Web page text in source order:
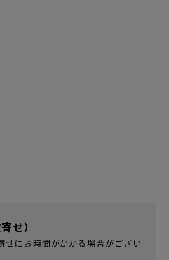
せ）
せにお時間がかかる場合がござい